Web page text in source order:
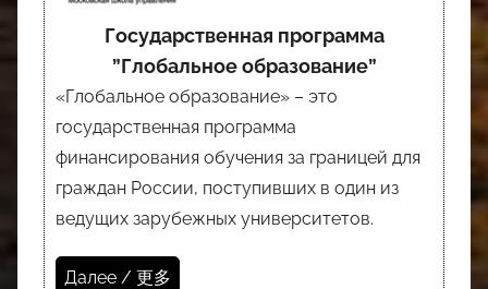
Государственная программа
”Глобальное образование”
«Глобальное образование» – это
государственная программа
финансирования обучения за границей для
граждан России, поступивших в один из
ведущих зарубежных университетов.
Далее / 更多